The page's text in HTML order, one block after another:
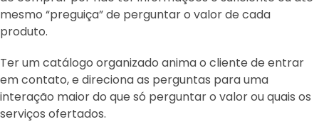
mesmo “preguiça” de perguntar o valor de cada
produto.
Ter um catálogo organizado anima o cliente de entrar
em contato, e direciona as perguntas para uma
interação maior do que só perguntar o valor ou quais os
serviços ofertados.